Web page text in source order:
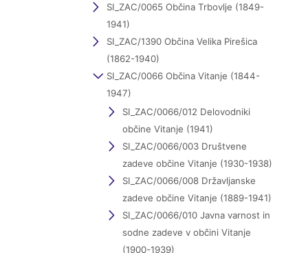
SI_ZAC/0065 Občina Trbovlje (1849-
1941)
SI_ZAC/1390 Občina Velika Pirešica
(1862-1940)
SI_ZAC/0066 Občina Vitanje (1844-
1947)
SI_ZAC/0066/012 Delovodniki
občine Vitanje (1941)
SI_ZAC/0066/003 Društvene
zadeve občine Vitanje (1930-1938)
SI_ZAC/0066/008 Državljanske
zadeve občine Vitanje (1889-1941)
SI_ZAC/0066/010 Javna varnost in
sodne zadeve v občini Vitanje
(1900-1939)